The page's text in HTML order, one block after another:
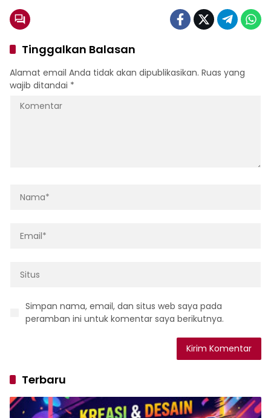
Tinggalkan Balasan
Alamat email Anda tidak akan dipublikasikan. Ruas yang
wajib ditandai *
Simpan nama, email, dan situs web saya pada
peramban ini untuk komentar saya berikutnya.
Terbaru